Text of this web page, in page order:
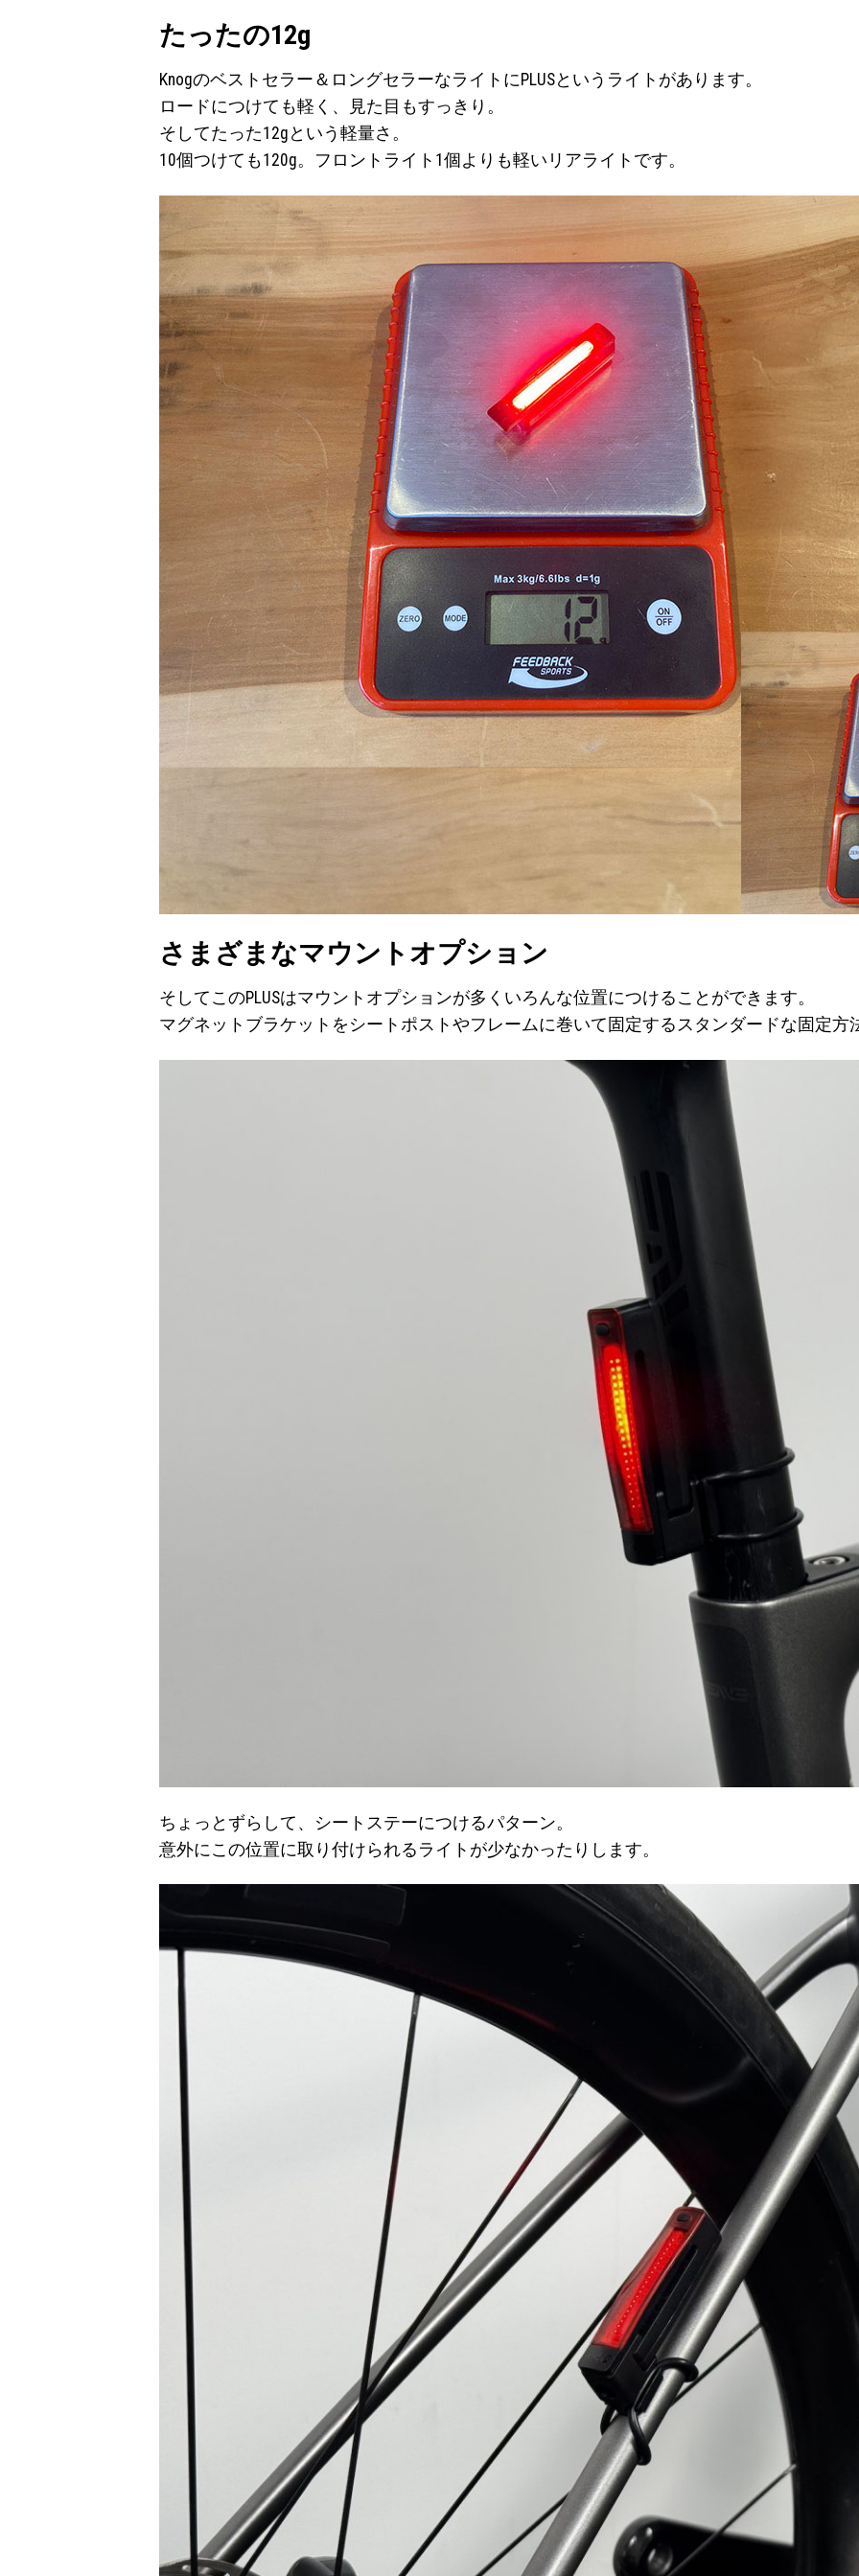
たったの12g
Knogのベストセラー＆ロングセラーなライトにPLUSというライトがあります。
ロードにつけても軽く、見た目もすっきり。
そしてたった12gという軽量さ。
10個つけても120g。フロントライト1個よりも軽いリアライトです。
さまざまなマウントオプション
そしてこのPLUSはマウントオプションが多くいろんな位置につけることができます。
マグネットブラケットをシートポストやフレームに巻いて固定するスタンダードな固定方
ちょっとずらして、シートステーにつけるパターン。
意外にこの位置に取り付けられるライトが少なかったりします。